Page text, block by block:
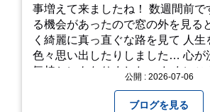
事増えて来ましたね！ 数週間前ですが、飛行機乗
る機会があったので窓の外を見ると 滑走路の美
く綺麗に真っ直ぐな路を見て 人生を振り返って
色々思い出したりしました… 心が洗われるような
気持ちにもなりました。 たまにこういう景色も見
番になりますが皆様方くれぐれも
公開 : 2026-07-06
ブログを見る